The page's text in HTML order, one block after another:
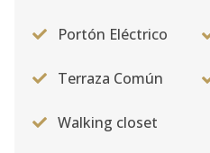
Portón Eléctrico
Terraza Común
Walking closet